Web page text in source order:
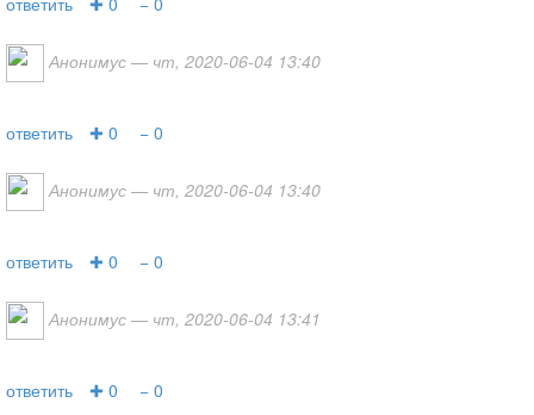
Анонимус — чт, 2020-06-04 13:40
ответить ✚ 0 − 0
Анонимус — чт, 2020-06-04 13:40
ответить ✚ 0 − 0
Анонимус — чт, 2020-06-04 13:41
ответить ✚ 0 − 0